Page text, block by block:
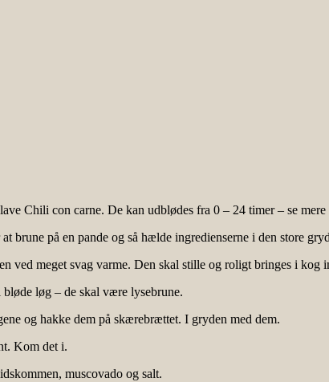
Chili con carne. De kan udblødes fra 0 – 24 timer – se mere
på en pande og så hælde ingredienserne i den store
meget svag varme. Den skal stille og roligt bringes i kog
løg – de skal være lysebrune.
og hakke dem på skærebrættet. I gryden med dem.
Kom det i.
muscovado og salt.